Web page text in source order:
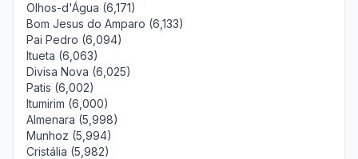
Olhos-d'Água (6,171)
Bom Jesus do Amparo (6,133)
Pai Pedro (6,094)
Itueta (6,063)
Divisa Nova (6,025)
Patis (6,002)
Itumirim (6,000)
Almenara (5,998)
Munhoz (5,994)
Cristália (5,982)